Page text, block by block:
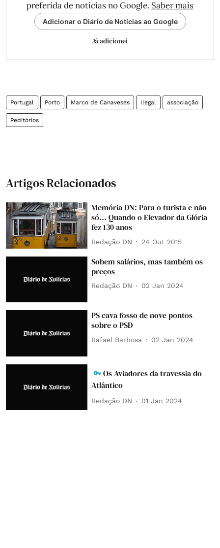
preferida de notícias no Google. Saber mais
Adicionar o Diário de Notícias ao Google
Já adicionei
Portugal Porto Marco de Canaveses Ilegal associação
Peditórios
Artigos Relacionados
Memória DN: Para o turista e não
só... Quando o Elevador da Glória
fez 130 anos
Redação DN 24 Out 2015
Sobem salários, mas também os
preços
Redação DN 02 Jan 2024
PS cava fosso de nove pontos
sobre o PSD
Rafael Barbosa 02 Jan 2024
Os Aviadores da travessia do
Atlântico
Redação DN 01 Jan 2024